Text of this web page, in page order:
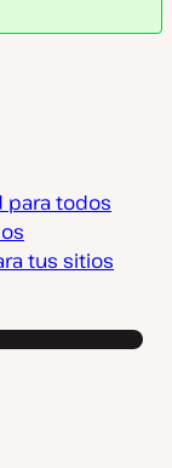
para todos
tus sitios